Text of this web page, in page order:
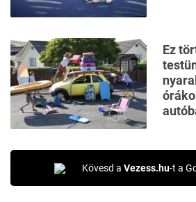
Ez
Kövesd a Vezess.hu-t a